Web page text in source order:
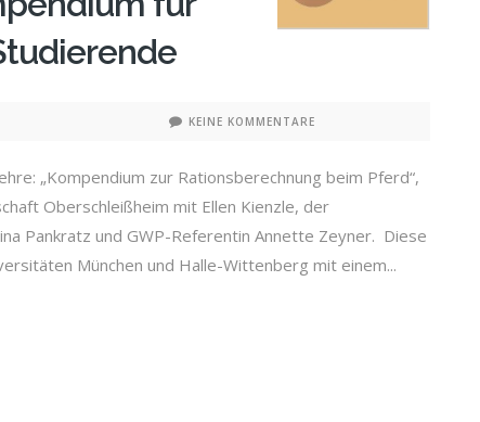
KEINE KOMMENTARE
„Kompendium zur Rationsberechnung beim Pferd“,
Oberschleißheim mit Ellen Kienzle, der
Pankratz und GWP-Referentin Annette Zeyner. Diese
München und Halle-Wittenberg mit einem...